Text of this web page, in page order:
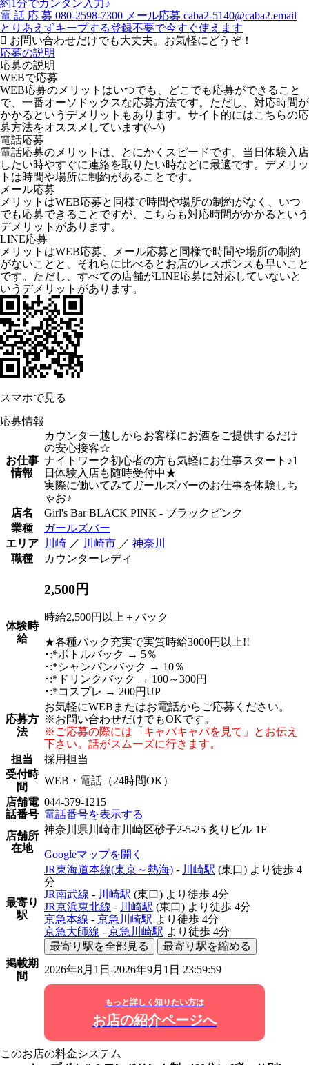
約1分でカンタン入力♪
電 話 応 募 080-2598-7300 メール応募 caba2-5140@caba2.email
とりあえずキープする登録不要で今すぐ使えます
お問い合わせだけでも大丈夫。お気軽にどうぞ！
応募の説明
応募の説明
WEBで応募
WEB応募のメリットはいつでも、どこでも応募ができること
で、一番オーソドックスな応募方法です。ただし、対応時間が
かかるというデメリットもあります。サイト的にはこちらの応
募方法をオススメしています(^-^)
電話応募
電話応募のメリットは、とにかくスピードです。当日体験入店
したい時やすぐに連絡を取りたい時などに最適です。デメリッ
トは時間や場所に制約があることです。
メール応募
メリットはWEB応募と同様で時間や場所の制約がなく、いつ
でも応募できることですが、こちらも対応時間がかかるという
デメリットがあります。
LINE応募
メリットはWEB応募、メール応募と同様で時間や場所の制約
がないことと、それらに比べるとお店のレスポンスも早いこと
です。ただし、すべての店舗がLINE応募に対応していないと
いうデメリットがあります。
スマホで見る
応募情報
お仕事
情報
カウンター越しからお客様にお酒をご提供するだけ
の安心接客☆
ナイトワーク初心者の方も気軽にお仕事スタート♪1
日体験入店も随時受付中★
実際に働いてみてガールズバーのお仕事を体験しち
ゃお♪
店名
Girl's Bar BLACK PINK - ブラックピンク
業種
ガールズバー
エリア
川崎 ／ 川崎市 ／ 神奈川
職種
カウンターレディ
体験時
給
2,500円
時給2,500円以上＋バック
★各種バック充実で実質時給3000円以上!!
･:*ボトルバック → 5％
･:*シャンパンバック → 10％
･:*ドリンクバック → 100～300円
･:*コスプレ → 200円UP
応募方
法
お気軽にWEBまたはお電話からご応募ください。
※お問い合わせだけでもOKです。
※ご応募の際には「キャバキャバを見て」とお伝え
下さい。話がスムーズに行きます。
担当
採用担当
受付時
間
WEB・電話（24時間OK）
店舗電
話番号
044-379-1215
電話番号を表示する
店舗所
在地
神奈川県川崎市川崎区砂子2-5-25 炙りビル 1F
Googleマップを開く
最寄り
駅
JR東海道本線(東京～熱海) - 川崎駅 (東口) より徒歩 4
分
JR南武線 - 川崎駅 (東口) より徒歩 4分
JR京浜東北線 - 川崎駅 (東口) より徒歩 4分
京急本線 - 京急川崎駅 より徒歩 4分
京急大師線 - 京急川崎駅 より徒歩 4分
最寄り駅を全部見る
最寄り駅を縮める
掲載期
間
2026年8月1日-2026年9月1日 23:59:59
もっと詳しく知りたい方は
お店の紹介ページへ
このお店の料金システム